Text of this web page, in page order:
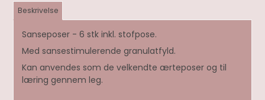
Beskrivelse
Sanseposer - 6 stk inkl. stofpose.
Med sansestimulerende granulatfyld.
Kan anvendes som de velkendte ærteposer og til
læring gennem leg.